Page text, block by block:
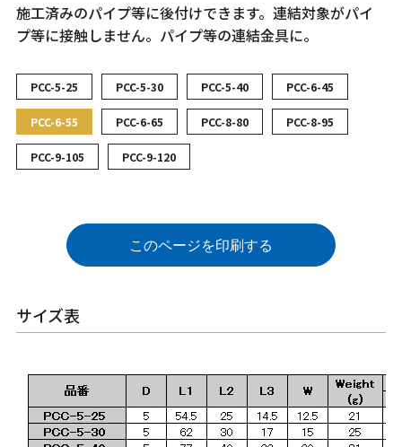
施工済みのパイプ等に後付けできます。連結対象がパイ
プ等に接触しません。パイプ等の連結金具に。
PCC-5-25 PCC-5-30 PCC-5-40 PCC-6-45
PCC-6-55 PCC-6-65 PCC-8-80 PCC-8-95
PCC-9-105 PCC-9-120
このページを印刷する
サイズ表